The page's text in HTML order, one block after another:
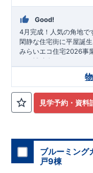
Good!
4月完成！人気の角地
閑静な住宅街に平屋誕
みらいエコ住宅2026事
円の補助金が得られます
​※補助金額より事務手
数料が差し引かれます。
​・
きる動線の為、
外から帰ってきたお子
​・ キッチンには 食器洗
​段差のないシームア
​・主寝室にはアクセン
​↓↓クリックで
見学予約・資料
ブルーミング
戸9棟